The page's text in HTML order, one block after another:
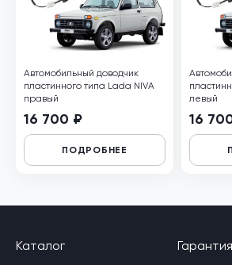
Автомобильный доводчик
пластинного типа Lada NIVA
правый
16 700 ₽
ПОДРОБНЕЕ
левый
16
Каталог
Гарантия